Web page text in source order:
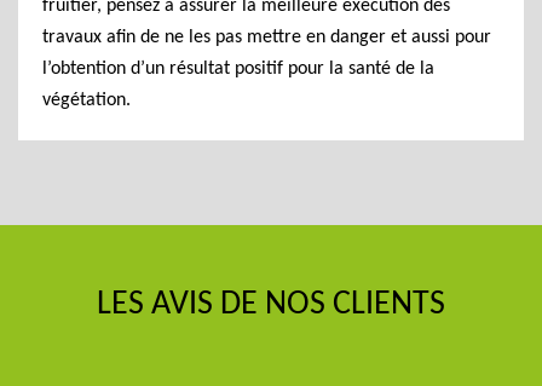
fruitier, pensez à assurer la meilleure exécution des
travaux afin de ne les pas mettre en danger et aussi pour
l’obtention d’un résultat positif pour la santé de la
végétation.
LES AVIS DE NOS CLIENTS